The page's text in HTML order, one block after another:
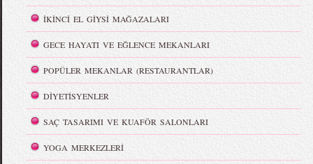
İKİNCİ EL GİYSİ MAĞAZALARI
GECE HAYATI VE EĞLENCE MEKANLARI
POPÜLER MEKANLAR (RESTAURANTLAR)
DİYETİSYENLER
SAÇ TASARIMI VE KUAFÖR SALONLARI
YOGA MERKEZLERİ